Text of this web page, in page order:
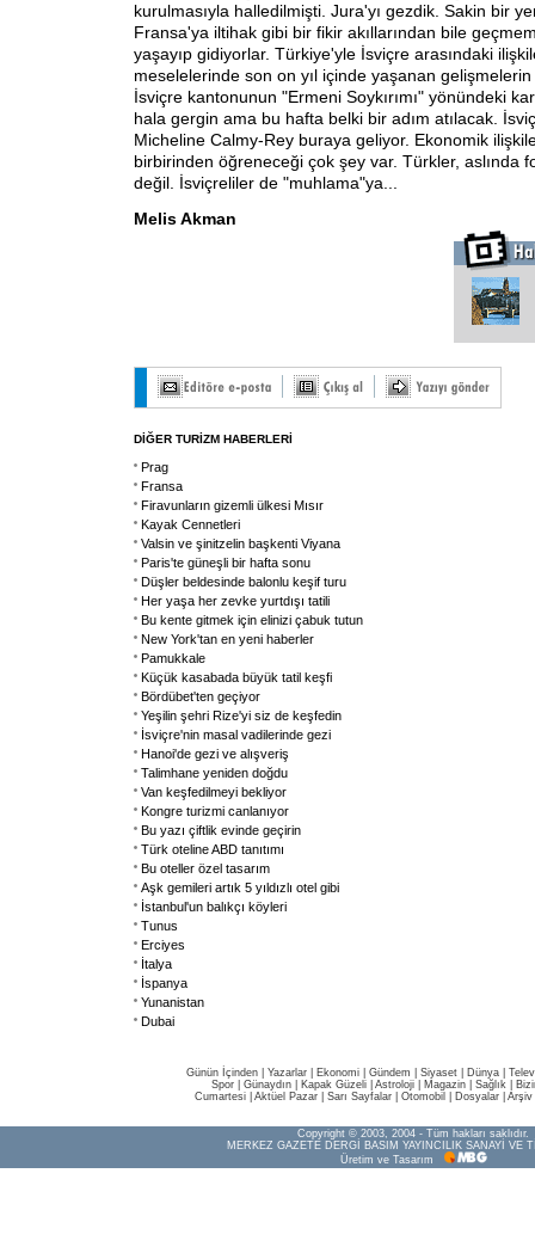
kurulmasıyla halledilmişti. Jura'yı gezdik. Sakin bir
Fransa'ya iltihak gibi bir fikir akıllarından bile
yaşayıp gidiyorlar. Türkiye'yle İsviçre arasındaki
meselelerinde son on yıl içinde yaşanan
İsviçre kantonunun "Ermeni Soykırımı" yönündeki
hala gergin ama bu hafta belki bir adım atılacak.
Micheline Calmy-Rey buraya geliyor. Ekonomik
birbirinden öğreneceği çok şey var. Türkler, aslında
değil. İsviçreliler de "muhlama"ya...
Melis Akman
DİĞER TURİZM HABERLERİ
Prag
Fransa
Firavunların gizemli ülkesi Mısır
Kayak Cennetleri
Valsin ve şinitzelin başkenti Viyana
Paris'te güneşli bir hafta sonu
Düşler beldesinde balonlu keşif turu
Her yaşa her zevke yurtdışı tatili
Bu kente gitmek için elinizi çabuk tutun
New York'tan en yeni haberler
Pamukkale
Küçük kasabada büyük tatil keşfi
Bördübet'ten geçiyor
Yeşilin şehri Rize'yi siz de keşfedin
İsviçre'nin masal vadilerinde gezi
Hanoi'de gezi ve alışveriş
Talimhane yeniden doğdu
Van keşfedilmeyi bekliyor
Kongre turizmi canlanıyor
Bu yazı çiftlik evinde geçirin
Türk oteline ABD tanıtımı
Bu oteller özel tasarım
Aşk gemileri artık 5 yıldızlı otel gibi
İstanbul'un balıkçı köyleri
Tunus
Erciyes
İtalya
İspanya
Yunanistan
Dubai
Günün İçinden Yazarlar Ekonomi Gündem Siyaset Dünya |
Spor
Günaydın Kapak Güzeli Astroloji Magazin Sağlık
Cumartesi| Aktüel Pazar| Sarı Sayfalar| Otomobil Dosyalar| Arşiv
Copyright © 2003, 2004 - Tüm hakları saklıdır.
MERKEZ GAZETE DERGİ BASIM YAYINCILIK SANAYİ VE
Üretim ve Tasarım